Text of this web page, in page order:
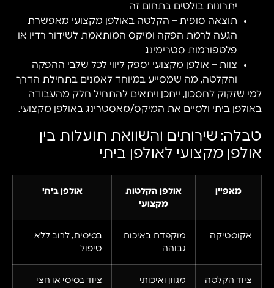
יתרונות בולטים בתחום זה
תוצאה סופית – הקלטה באולפן מקצועי מאפשרת
הגעה לרמת הפקה ומיקס המותאמת לשידור רדיו או
פלטפורמות סטרימינג
צוות – אולפן מקצועי יספק ליווי לכל שלבי ההפקה
והקלטה, מה שמסייע במיוחד לאמנים בתחילת הדרך
למי שזקוק לחסכון, ייתכן ויתאים להתחיל חלק מהעבודה
באולפן ביתי ולסיים את המיקס/מאסטרינג באולפן מקצועי.
טבלה: שירותים והשוואת תועלות בין
אולפן מקצועי לאולפן ביתי
מאפיין
אולפן הקלטות
מקצועי
אולפן ביתי
אקוסטיקה
מוקפדת באיכות
גבוהה
בסיסית, לרוב ללא
טיפול
ציוד הקלטה
מגוון ואיכותי
ציוד בסיסי או חצי